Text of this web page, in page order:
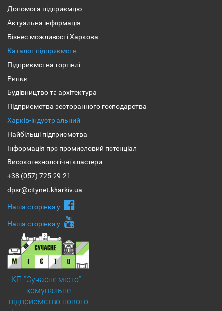
Допомога підприємцю
Актуальна інформація
Бізнес-можливості Харкова
Каталог підприємств
Підприємства торгівлі
Ринки
Будівництво та архітектура
Підприємства ресторанного господарства
Харків-індустріальний
Найбільші підприємства
Інформація про промисловий потенціал
Високотехнологічні кластери
+38 (057) 725-29-21
dpsr@citynet.kharkiv.ua
Наша сторiнка у
Наша сторiнка у
КП "Сучасне місто" -
комунальне
підприємство нового